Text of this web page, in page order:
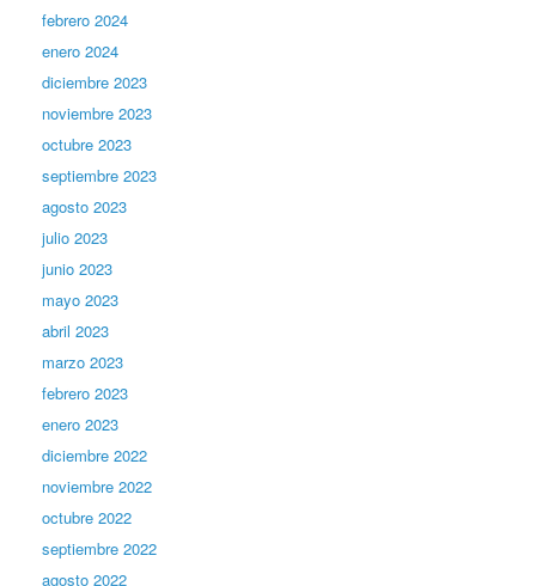
febrero 2024
enero 2024
diciembre 2023
noviembre 2023
octubre 2023
septiembre 2023
agosto 2023
julio 2023
junio 2023
mayo 2023
abril 2023
marzo 2023
febrero 2023
enero 2023
diciembre 2022
noviembre 2022
octubre 2022
septiembre 2022
agosto 2022